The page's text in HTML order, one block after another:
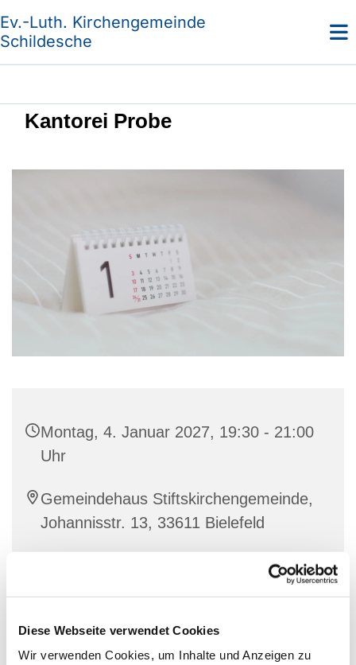
Diese Webseite verwendet Cookies
Wir verwenden Cookies, um Inhalte und Anzeigen zu
Ev.-Luth. Kirchengemeinde
Schildesche
Kantorei Probe
Montag, 4. Januar 2027, 19:30 - 21:00
Uhr
Gemeindehaus Stiftskirchengemeinde,
Johannisstr. 13, 33611 Bielefeld